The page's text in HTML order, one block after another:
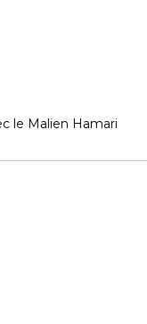
le Malien Hamari